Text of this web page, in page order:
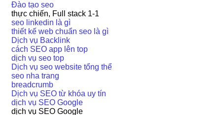
Đào tạo seo
thực chiến, Full stack 1-1
seo linkedin là gì
thiết kế web chuẩn seo là gì
Dịch vụ Backlink
cách SEO app lên top
dịch vụ seo top
Dịch vụ seo website tổng thể
seo nha trang
breadcrumb
Dịch vụ SEO từ khóa uy tín
dịch vụ SEO Google
dịch vụ SEO Google